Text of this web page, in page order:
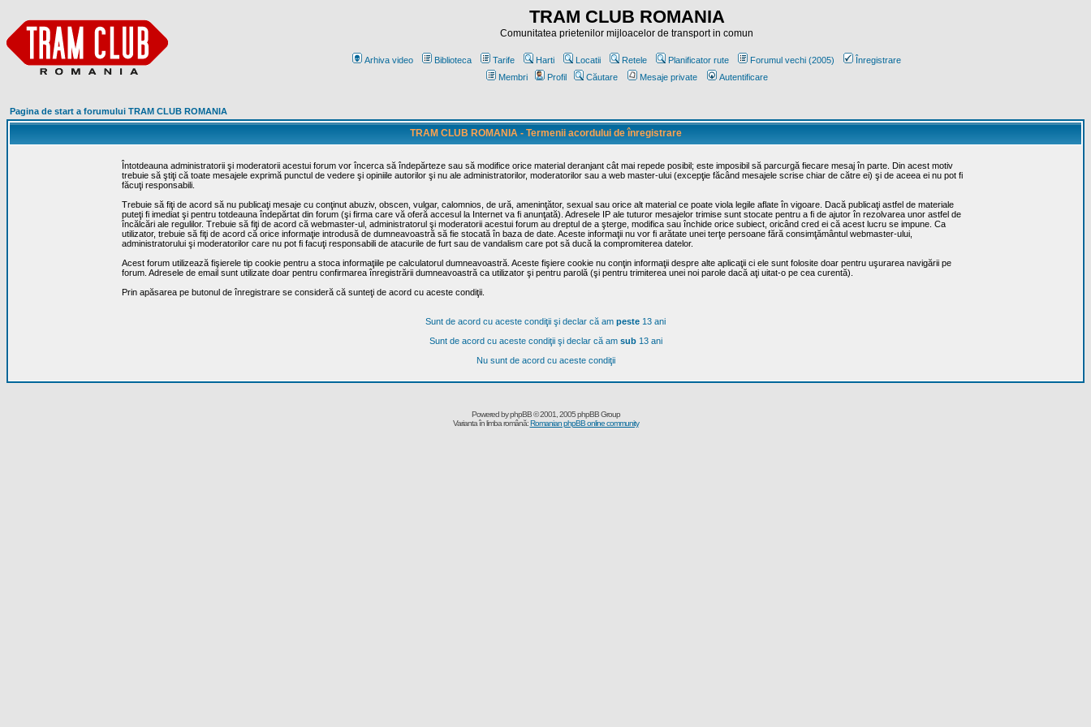
TRAM CLUB ROMANIA
Comunitatea prietenilor mijloacelor de transport in comun
Arhiva video Biblioteca Tarife Harti Locatii Retele Planificator rute Forumul vechi (2005)
Înregistrare
Membri
Profil Căutare Mesaje private Autentificare
Pagina de start a forumului TRAM CLUB ROMANIA
TRAM CLUB ROMANIA - Termenii acordului de înregistrare
Întotdeauna administratorii şi moderatorii acestui forum vor încerca să îndepărteze sau să modifice orice material deranjant cât mai repede posibil; este imposibil să parcurgă fiecare mesaj în parte. Din acest motiv
trebuie să ştiţi că toate mesajele exprimă punctul de vedere şi opiniile autorilor şi nu ale administratorilor, moderatorilor sau a web master-ului (excepţie făcând mesajele scrise chiar de către ei) şi de aceea ei nu pot fi
făcuţi responsabili.
Trebuie să fiţi de acord să nu publicaţi mesaje cu conţinut abuziv, obscen, vulgar, calomnios, de ură, ameninţător, sexual sau orice alt material ce poate viola legile aflate în vigoare. Dacă publicaţi astfel de materiale
puteţi fi imediat şi pentru totdeauna îndepărtat din forum (şi firma care vă oferă accesul la Internet va fi anunţată). Adresele IP ale tuturor mesajelor trimise sunt stocate pentru a fi de ajutor în rezolvarea unor astfel de
încălcări ale regulilor. Trebuie să fiţi de acord că webmaster-ul, administratorul şi moderatorii acestui forum au dreptul de a şterge, modifica sau închide orice subiect, oricând cred ei că acest lucru se impune. Ca
utilizator, trebuie să fiţi de acord că orice informaţie introdusă de dumneavoastră să fie stocată în baza de date. Aceste informaţii nu vor fi arătate unei terţe persoane fără consimţământul webmaster-ului,
administratorului şi moderatorilor care nu pot fi facuţi responsabili de atacurile de furt sau de vandalism care pot să ducă la compromiterea datelor.
Acest forum utilizează fişierele tip cookie pentru a stoca informaţiile pe calculatorul dumneavoastră. Aceste fişiere cookie nu conţin informaţii despre alte aplicaţii ci ele sunt folosite doar pentru uşurarea navigării pe
forum. Adresele de email sunt utilizate doar pentru confirmarea înregistrării dumneavoastră ca utilizator şi pentru parolă (şi pentru trimiterea unei noi parole dacă aţi uitat-o pe cea curentă).
Prin apăsarea pe butonul de înregistrare se consideră că sunteţi de acord cu aceste condiţii.
Sunt de acord cu aceste condiţii şi declar că am peste 13 ani
Sunt de acord cu aceste condiţii şi declar că am sub13 ani
Nu sunt de acord cu aceste condiţii
Powered byphpBB© 2001, 2005 phpBB Group
Varianta în limba română:Romanian phpBB online community